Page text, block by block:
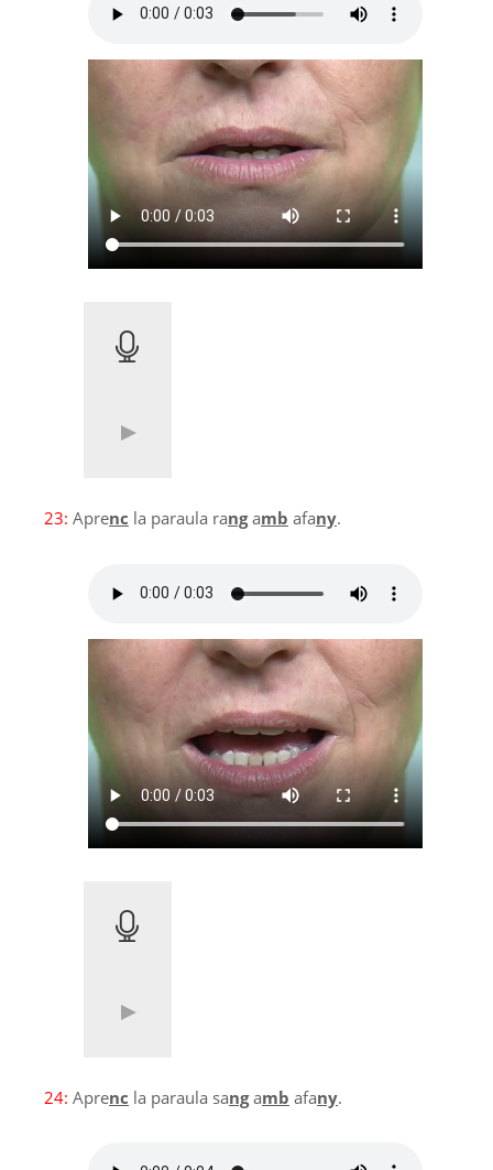
23: Aprenc la paraula rangamb afany.
24: Aprenc la paraula sangamb afany.